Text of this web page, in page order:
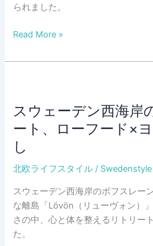
庄
国
を
る
展
が
催
中
ー
は
暮
そ
憧
れ」
られました。
北
イ
リ
ア
ェ
ア
Formex、
2025
年
秋
の
Read More »
スウェーデン西海岸
ート、ローフード×
し
北欧ライフスタイル / Swedenstyle
スウェーデン西海岸のボフスレー
な離島「Lövön（リューヴォン）
さの中、心と体を整えるリトリー
た。